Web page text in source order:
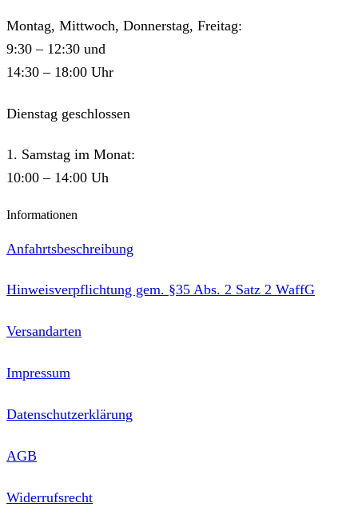
Montag, Mittwoch, Donnerstag, Freitag:
9:30 – 12:30 und
14:30 – 18:00 Uhr
Dienstag geschlossen
1. Samstag im Monat:
10:00 – 14:00 Uh
Informationen
Anfahrtsbeschreibung
Hinweisverpflichtung gem. §35 Abs. 2 Satz 2 WaffG
Versandarten
Impressum
Datenschutzerklärung
AGB
Widerrufsrecht